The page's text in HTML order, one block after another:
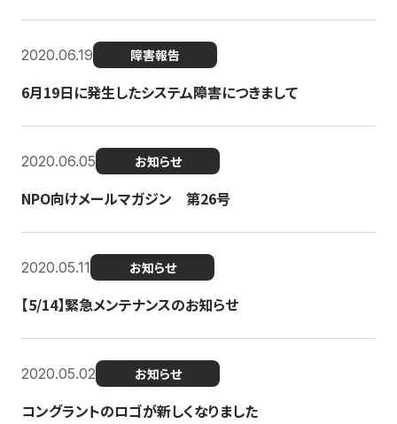
2020.06.19 障害報告
6月19日に発生したシステム障害につきまして
2020.06.05 お知らせ
NPO向けメールマガジン 第26号
2020.05.11 お知らせ
【5/14】緊急メンテナンスのお知らせ
2020.05.02 お知らせ
コングラントのロゴが新しくなりました